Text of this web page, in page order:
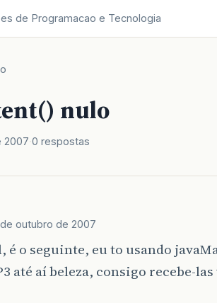
de Programacao e Tecnologia
nulo
2007 0 respostas
outubro de 2007
é o seguinte, eu to usando
até aí beleza, consigo recebe-